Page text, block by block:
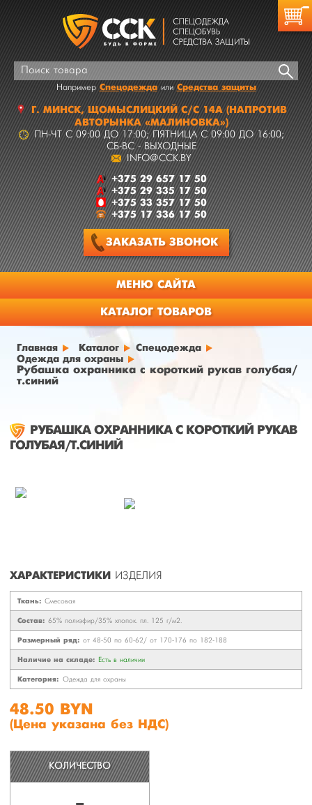
НапримерСпецодежда илиСредства защиты
Г.МИНСК,ЩОМЫСЛИЦКИЙ С/С 14А(НАПРОТИВ
АВТОРЫНКА «МАЛИНОВКА»)
ПН-ЧТ C 09:00 ДО 17:00; ПЯТНИЦА C 09:00 ДО 16:00;
СБ-ВС - ВЫХОДНЫЕ
INFO@CCK.BY
+375 29 657 17 50
+375 29 335 17 50
+375 33 357 17 50
+375 17 336 17 50
ЗАКАЗАТЬ ЗВОНОК
МЕНЮ САЙТА
КАТАЛОГ ТОВАРОВ
Главная Каталог
Спецодежда
Одежда для охраны
Рубашка охранника с короткий рукав голубая/
т.синий
РУБАШКА ОХРАННИКА С КОРОТКИЙ РУКАВ
ГОЛУБАЯ/Т.СИНИЙ
ХАРАКТЕРИСТИКИ ИЗДЕЛИЯ
Ткань: Смесовая
Состав: 65% полиэфир/35% хлопок. пл. 125 г/м2.
Размерный ряд: от 48-50 по 60-62/ от 170-176 по 182-188
Наличие на складе: Есть в наличии
Категория: Одежда для охраны
48.50 BYN
(Цена указана без НДС)
КОЛИЧЕСТВО